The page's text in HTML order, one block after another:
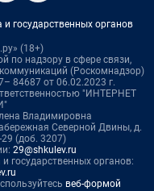
государственных органов
(18+)
по надзору в сфере связи,
(Роскомнадзор)
84687 от 06.02.2023 г.
"ИНТЕРНЕТ
Владимировна
Северной Двины, д.
(доб. 3207)
29@shkulev.ru
государственных органов:
веб-формой